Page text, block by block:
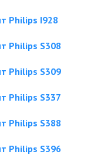
Philips I928
Philips S308
Philips S309
Philips S337
Philips S388
Philips S396